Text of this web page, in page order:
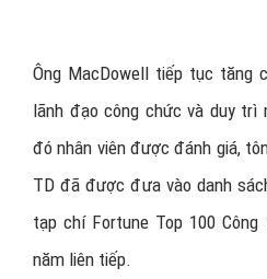
Ông MacDowell tiếp tục tăng
lãnh đạo công chức và duy trì
đó nhân viên được đánh giá,
TD đã được đưa vào danh
tạp chí Fortune Top 100
năm liên tiếp.